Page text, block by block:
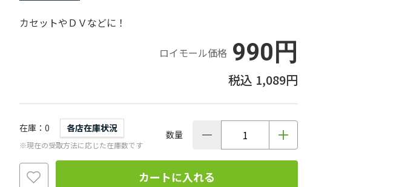
カセットやＤＶなどに！
ロイモール価格 990円
1,089円
在庫 0 各店在庫状況
※現在の受取方法に応じた在庫数です
数量
カートに入れる